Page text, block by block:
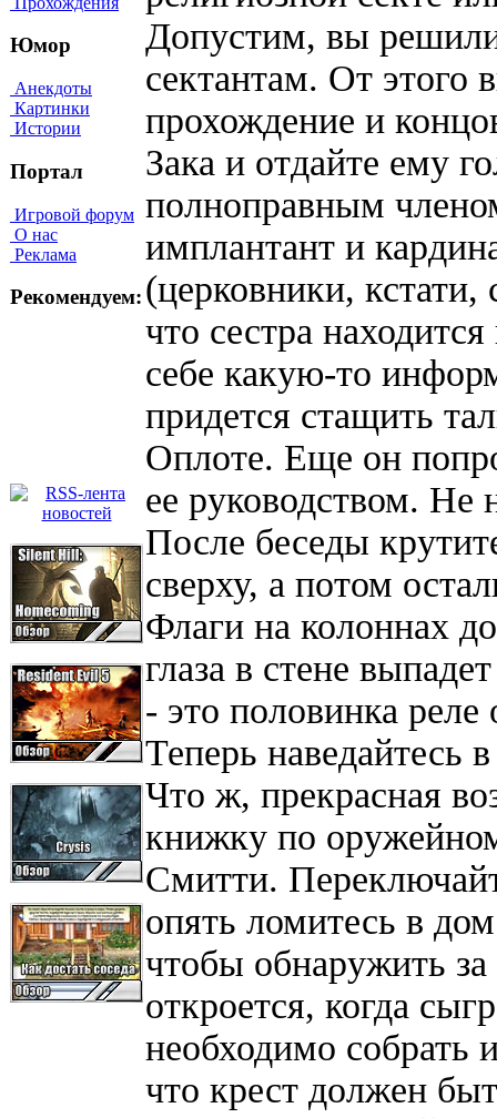
Юмор
Анекдоты
Картинки
Истории
Портал
Игровой форум
О нас
Реклама
Рекомендуем:
Допустим, вы
сектантам. От этого
прохождение и
Зака и отдайте ему
полноправным
имплантант и
(церковники, кстати,
что сестра
себе какую-то
придется стащить
Оплоте. Еще он
ее руководством. Не
После беседы
сверху, а потом
Флаги на колоннах
глаза в стене
- это половинка реле
Теперь наведайтесь
Что ж, прекрасная
книжку по
Смитти.
опять ломитесь в
чтобы обнаружить
откроется, когда
необходимо собрать
что крест должен